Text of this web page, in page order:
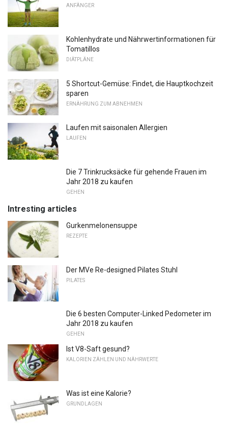
ANFÄNGER
Kohlenhydrate und Nährwertinformationen für
Tomatillos
DIÄTPLÄNE
5 Shortcut-Gemüse: Findet, die Hauptkochzeit
sparen
ERNÄHRUNG ZUM ABNEHMEN
Laufen mit saisonalen Allergien
LAUFEN
Die 7 Trinkrucksäcke für gehende Frauen im
Jahr 2018 zu kaufen
GEHEN
Intresting articles
Gurkenmelonensuppe
REZEPTE
Der MVe Re-designed Pilates Stuhl
PILATES
Die 6 besten Computer-Linked Pedometer im
Jahr 2018 zu kaufen
GEHEN
Ist V8-Saft gesund?
KALORIEN ZÄHLEN UND NÄHRWERTE
Was ist eine Kalorie?
GRUNDLAGEN